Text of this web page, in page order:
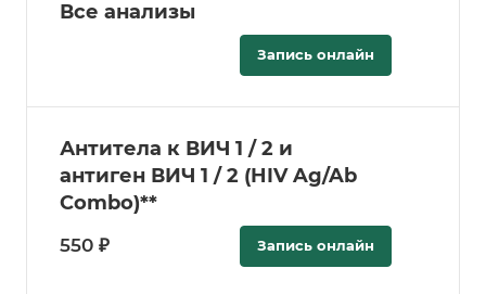
Все анализы
Запись онлайн
Антитела к ВИЧ 1 / 2 и
антиген ВИЧ 1 / 2 (HIV Ag/Ab
Combo)**
550 ₽ Запись онлайн